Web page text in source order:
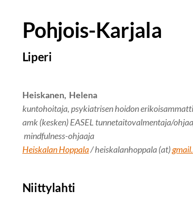
Pohjois-Karjala
Liperi
Heiskanen, Helena
kuntohoitaja, psykiatrisen hoidon
amk (kesken) EASEL tunnetaitovalmentaja/
mindfulness-ohjaaja
Heiskalan Hoppala/ heiskalanhoppala (at)
Niittylahti